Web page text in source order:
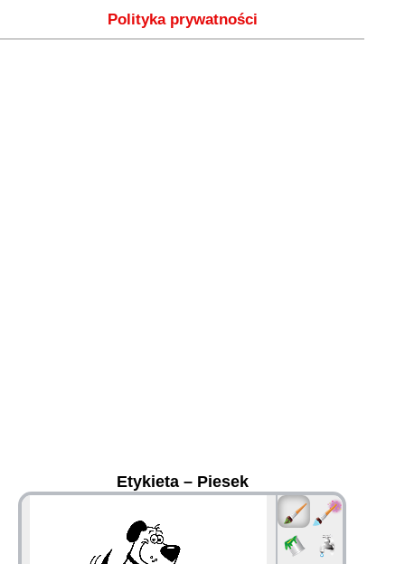
Polityka prywatności
Etykieta – Piesek